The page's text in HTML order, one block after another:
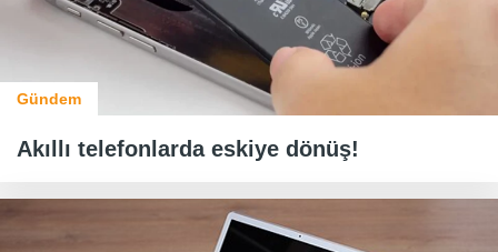
Gündem
Akıllı telefonlarda eskiye dönüş!